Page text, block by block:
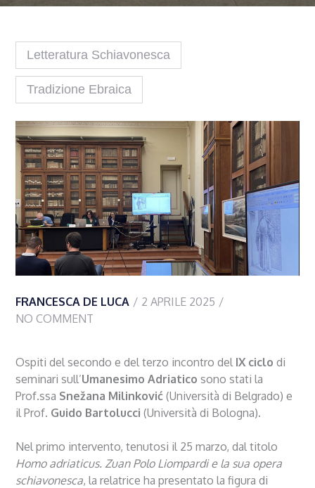
Letteratura Schiavonesca
Tradizione Ebraica
FRANCESCA DE LUCA
2 APRILE 2025
NO COMMENT
Ospiti del secondo e del terzo incontro del IX ciclo di
seminari sull’Umanesimo Adriatico sono stati la
Prof.ssa Snežana Milinković (Università di Belgrado) e
il Prof. Guido Bartolucci (Università di Bologna).
Nel primo intervento, tenutosi il 25 marzo, dal titolo
Homo adriaticus. Zuan Polo Liompardi e la sua opera
schiavonesca, la relatrice ha presentato la figura di